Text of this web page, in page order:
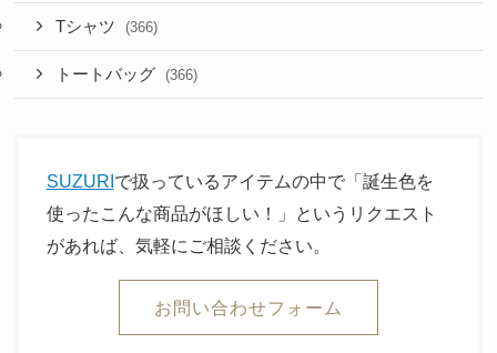
Tシャツ (366)
トートバッグ (366)
SUZURIで扱っているアイテムの中で「誕生色を
使ったこんな商品がほしい！」というリクエスト
があれば、気軽にご相談ください。
お問い合わせフォーム